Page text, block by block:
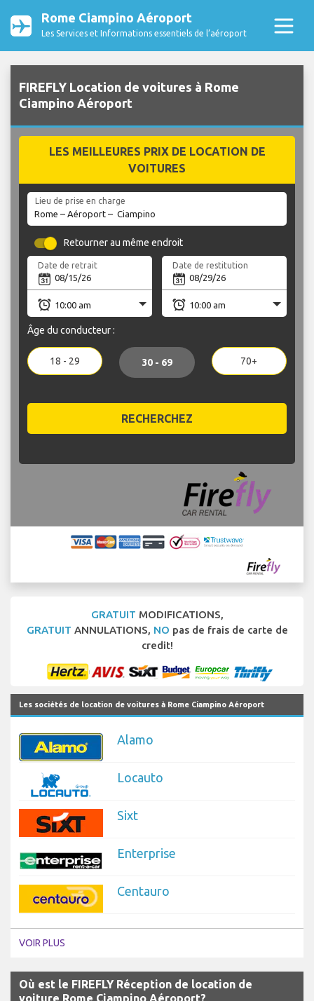
Rome Ciampino Aéroport
Les Services et Informations essentiels de l’aéroport
FIREFLY Location de voitures à Rome
Ciampino Aéroport
LES MEILLEURES PRIX DE LOCATION DE
VOITURES
Lieu de prise en charge
Retourner au même endroit
Date de retrait Date de restitution
Âge du conducteur :
18 - 29 30 - 69 70+
RECHERCHEZ
GRATUIT MODIFICATIONS,
GRATUIT ANNULATIONS, NO pas de frais de carte de
credit!
Les sociétés de location de voitures à Rome Ciampino Aéroport
Alamo
Locauto
Sixt
Enterprise
Centauro
VOIR PLUS
Où est le FIREFLY Réception de location de
voiture Rome Ciampino Aéroport?